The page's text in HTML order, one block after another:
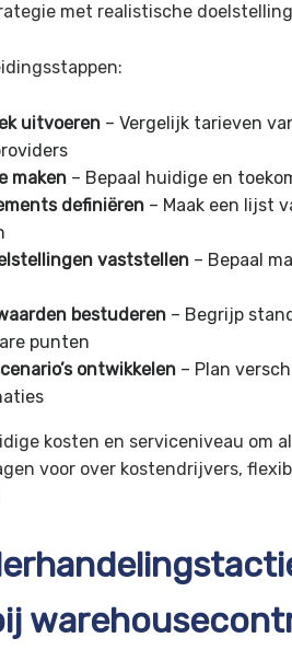
met realistische
uitvoeren – Vergelijk tarieven
maken – Bepaal huidige en
definiëren – Maak een lijst
vaststellen – Bepaal
bestuderen – Begrijp
punten
ontwikkelen – Plan
kosten en serviceniveau om
voor over kostendrijvers,